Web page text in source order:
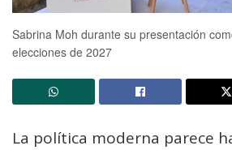
Sabrina Moh durante su presentación
elecciones de 2027
La política moderna parece